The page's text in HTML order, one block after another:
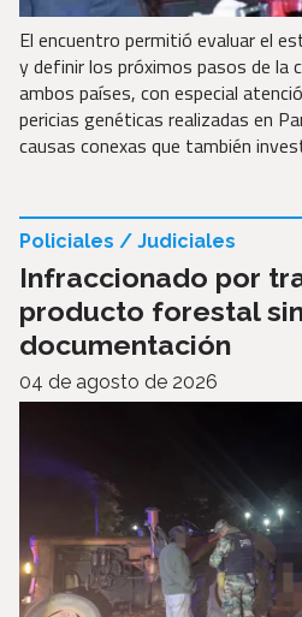
El encuentro permitió evaluar el
y definir los próximos pasos de la
ambos países, con especial
pericias genéticas realizadas en
causas conexas que también
Infraccionado por
producto forestal
documentación
Policiales / Judiciales
04 de agosto de 2026